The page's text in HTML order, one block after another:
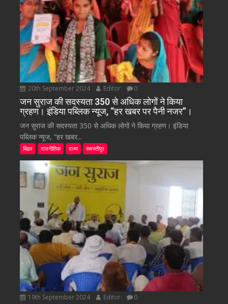
20th September 2024 Editor 0
जन सुराज की सदस्यता 350 से अधिक लोगों ने किया
ग्रहण। इंडिया पब्लिक न्यूज, “हर खबर पर पैनी नजर”।
जन सुराज की सदस्यता 350 से अधिक लोगों ने किया ग्रहण। इंडिया
पब्लिक न्यूज, “हर खबर...
बिहार राजनीतिक राज्य समस्तीपुर
19th September 2024 Editor 0